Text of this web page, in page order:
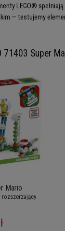
LEGO®
— testujemy
71403 Super
Mario
rozszerzający